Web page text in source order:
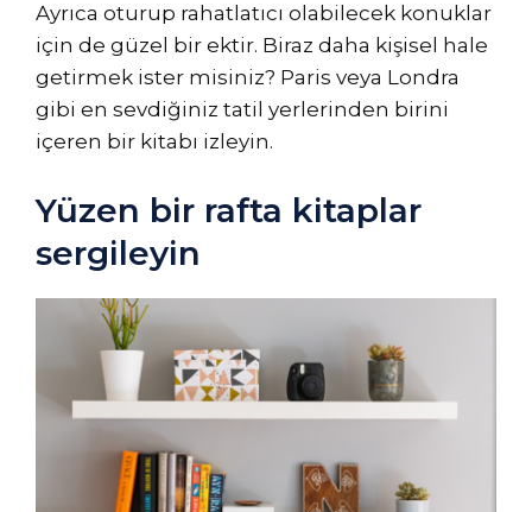
Ayrıca oturup rahatlatıcı olabilecek konuklar
için de güzel bir ektir. Biraz daha kişisel hale
getirmek ister misiniz? Paris veya Londra
gibi en sevdiğiniz tatil yerlerinden birini
içeren bir kitabı izleyin.
Yüzen bir rafta kitaplar
sergileyin